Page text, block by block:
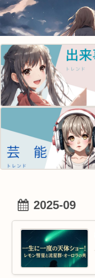
2025-09